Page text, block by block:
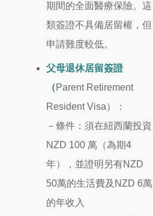
期間的全面醫療保險。這
類簽證不具備居留權，但
申請難度較低。
父母退休居留簽證
（Parent Retirement
Resident Visa）：
－條件：須在紐西蘭投資
NZD 100 萬（為期4
年），並證明另有NZD
50萬的生活費及NZD 6萬
的年收入